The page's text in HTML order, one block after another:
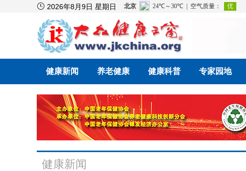
 2026年8月9日 星期日
健康新闻 养老健康 健康科普 专家园地
健康新闻